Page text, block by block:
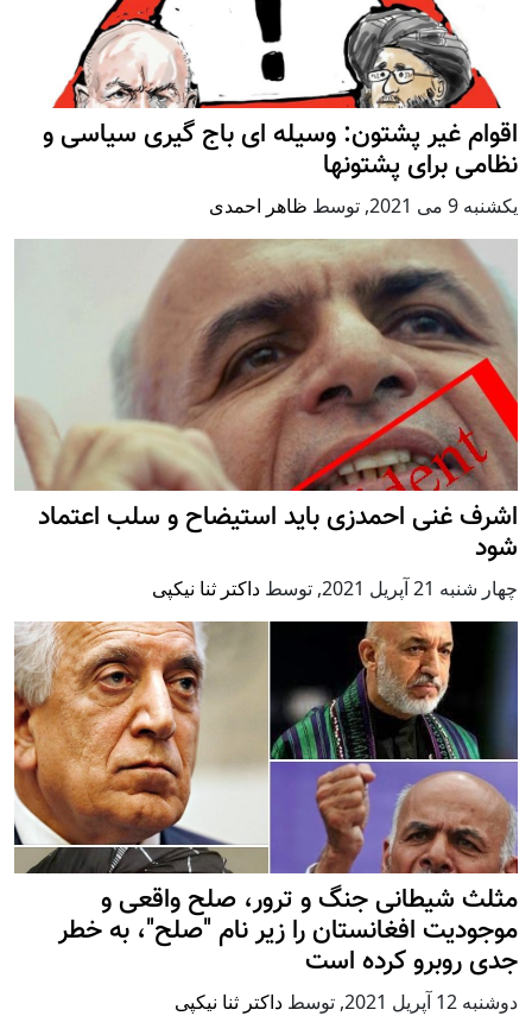
اقوام غیر پشتون: وسیله ای باج گیری سیاسی و
نظامی برای پشتونها
يكشنبه 9 می 2021 , توسط ظاهر احمدی
اشرف غنی احمدزی باید استیضاح و سلب اعتماد
شود
چهار شنبه 21 آپریل 2021 , توسط داکتر ثنا نیکپی
مثلث شیطانی جنگ و ترور، صلح واقعی و
موجودیت افغانستان را زیر نام "صلح"، به خطر
جدی روبرو کرده است
دوشنبه 12 آپریل 2021 , توسط داکتر ثنا نیکپی